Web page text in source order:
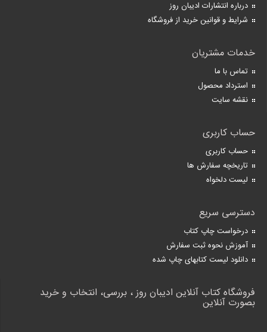
درباره انتشارات ادیبان روز
شرایط و قوانین خرید از فروشگاه
خدمات مشتریان
تماس با ما
استرداد محصول
نقشه سایت
حساب کاربری
حساب کاربری
تاریخچه سفارش ها
لیست دلخواه
دسترسی سریع
درخواست چاپ کتاب
آموزش نحوه ثبت سفارش
دانلود لیست کتابهای چاپ شده
فروشگاه کتاب آنلاین ادیبان روز ، بررسی، انتخاب و خرید
بصورت آنلاین